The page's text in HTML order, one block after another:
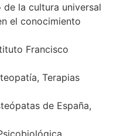
la cultura universal
el conocimiento
Francisco
Terapias
de España,